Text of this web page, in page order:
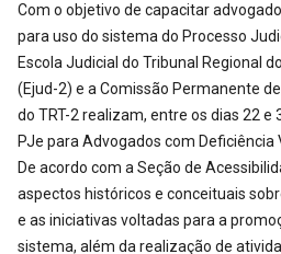
Com o objetivo de capacitar
para uso do sistema do Processo
Escola Judicial do Tribunal Regional
(Ejud-2) e a Comissão Permanente
do TRT-2 realizam, entre os dias 22 e
PJe para Advogados com Deficiência
De acordo com a Seção de
aspectos históricos e conceituais
e as iniciativas voltadas para a
sistema, além da realização de